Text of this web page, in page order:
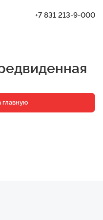
+7 831 213-9-000
главную